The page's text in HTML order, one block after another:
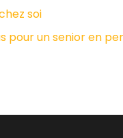
soi
un senior en